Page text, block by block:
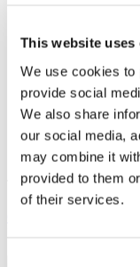
This website uses
We use cookies to
provide social
We also share
our social media,
may combine it
provided to them
of their services.
Newsletter
Video
Articoli e
Contatti
Tel. +39 320 57 80 986
Email